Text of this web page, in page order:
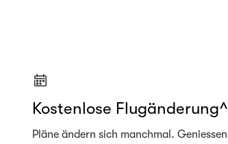
Kostenlose Flugänderung^
Pläne ändern sich manchmal. Geniessen